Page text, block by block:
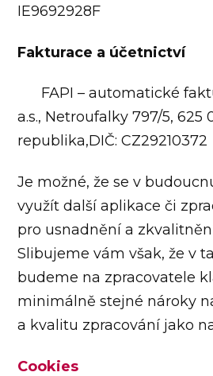
IE9692928F
Fakturace a účetnictví
FAPI – automatické
a.s., Netroufalky 797/5, 625
republika,DIČ: CZ29210372
Je možné, že se v
využít další aplikace či
pro usnadnění a
Slibujeme vám však, že v
budeme na zpracovatele
minimálně stejné nároky
a kvalitu zpracování jako
Cookies